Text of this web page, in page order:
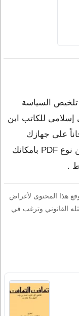
تلخيص السياسة
للكاتب ابن
على جهازك
لتصفحه بدون اتصال بالانترنت , الملف من نوع PDF بامكانك
.
هذا المحتوى لأغراض
القانوني وترغب في